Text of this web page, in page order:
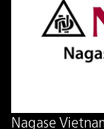
Nagase